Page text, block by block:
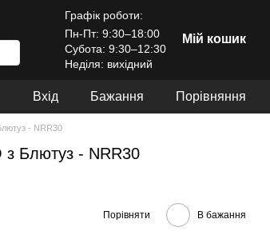
Графік роботи:
Пн-Пт: 9:30–18:00
Субота: 9:30–12:30
Неділя: вихідний
Мій кошик
Вхід Бажання Порівняння
- NRR30
з Блютуз - NRR30
Порівняти В бажання